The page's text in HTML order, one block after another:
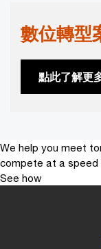
數位轉型
點此了解更
We help you meet
compete at a
See how